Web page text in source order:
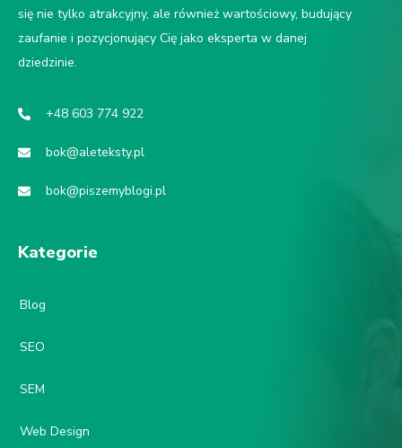
się nie tylko atrakcyjny, ale również wartościowy, budujący
zaufanie i pozycjonujący Cię jako eksperta w danej
dziedzinie.
+48 603 774 922
bok@aleteksty.pl
bok@piszemyblogi.pl
Kategorie
Blog
SEO
SEM
Web Design